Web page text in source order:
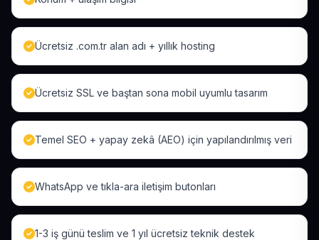
Ücretsiz .com.tr alan adı + yıllık hosting
Ücretsiz SSL ve baştan sona mobil uyumlu tasarım
Temel SEO + yapay zekâ (AEO) için yapılandırılmış veri
WhatsApp ve tıkla-ara iletişim butonları
1-3 iş günü teslim ve 1 yıl ücretsiz teknik destek